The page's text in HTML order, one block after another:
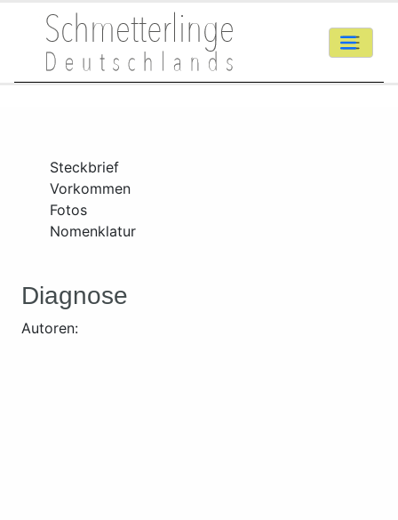
Steckbrief
Vorkommen
Fotos
Nomenklatur
Diagnose
Autoren: